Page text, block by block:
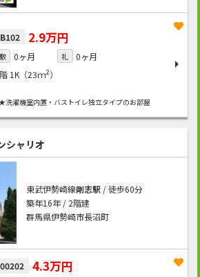
B102 2.9万円
敷 0ヶ月 礼
0ヶ月
1K（23ｍ2）
濯機室内置・バストイレ独立タイプのお部屋
シャリオ
東武伊勢崎線剛志駅/ 徒歩60分
築年16年 / 2階建
群馬県伊勢崎市長沼町
00202 4.3万円